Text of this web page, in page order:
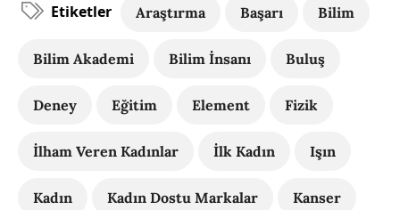
Etiketler Araştırma Başarı Bilim
Bilim Akademi Bilim İnsanı Buluş
Deney Eğitim Element Fizik
İlham Veren Kadınlar İlk Kadın Işın
Kadın Kadın Dostu Markalar Kanser